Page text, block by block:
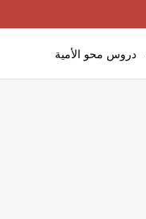
دروس محو الأمية